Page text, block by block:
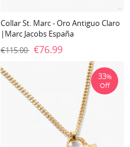
Collar St. Marc - Oro Antiguo Claro
|Marc Jacobs España
€115.00 €76.99
33%
Off